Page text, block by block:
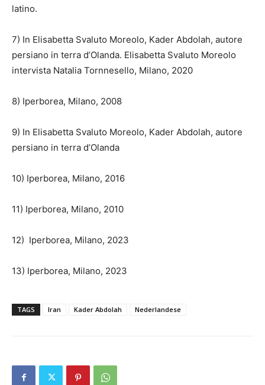
latino.
7) In Elisabetta Svaluto Moreolo, Kader Abdolah, autore
persiano in terra d’Olanda. Elisabetta Svaluto Moreolo
intervista Natalia Tornnesello, Milano, 2020
8) Iperborea, Milano, 2008
9) In Elisabetta Svaluto Moreolo, Kader Abdolah, autore
persiano in terra d’Olanda
10) Iperborea, Milano, 2016
11) Iperborea, Milano, 2010
12) Iperborea, Milano, 2023
13) Iperborea, Milano, 2023
TAGS Iran Kader Abdolah Nederlandese